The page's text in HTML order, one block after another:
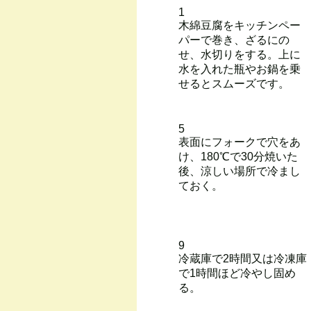
1
木綿豆腐をキッチンペー
パーで巻き、ざるにの
せ、水切りをする。上に
水を入れた瓶やお鍋を乗
せるとスムーズです。
5
表面にフォークで穴をあ
け、180℃で30分焼いた
後、涼しい場所で冷まし
ておく。
9
冷蔵庫で2時間又は冷凍庫
で1時間ほど冷やし固め
る。